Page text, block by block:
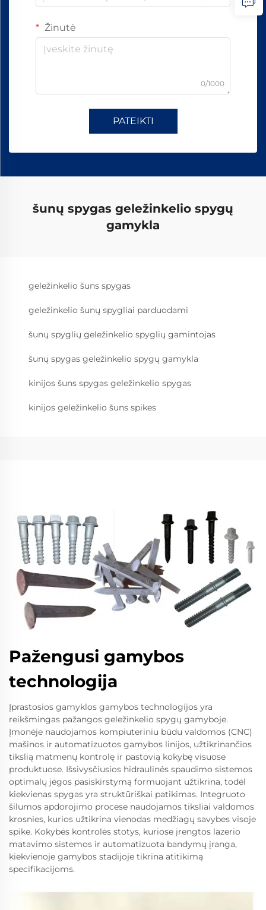
Žinutė
0/1000
PATEIKTI
šunų spygas geležinkelio spygų
gamykla
geležinkelio šuns spygas
geležinkelio šunų spygliai parduodami
šunų spyglių geležinkelio spyglių gamintojas
šunų spygas geležinkelio spygų gamykla
kinijos šuns spygas geležinkelio spygas
kinijos geležinkelio šuns spikes
Pažengusi gamybos
technologija
Įprastosios gamyklos gamybos technologijos yra
reikšmingas pažangos geležinkelio spygų gamyboje.
Įmonėje naudojamos kompiuteriniu būdu valdomos (CNC)
mašinos ir automatizuotos gamybos linijos, užtikrinančios
tikslią matmenų kontrolę ir pastovią kokybę visuose
produktuose. Išsivysčiusios hidraulinės spaudimo sistemos
optimalų jėgos pasiskirstymą formuojant užtikrina, todėl
kiekvienas spygas yra struktūriškai patikimas. Integruoto
šilumos apdorojimo procese naudojamos tiksliai valdomos
krosnies, kurios užtikrina vienodas medžiagų savybes visoje
spike. Kokybės kontrolės stotys, kuriose įrengtos lazerio
matavimo sistemos ir automatizuota bandymų įranga,
kiekvienoje gamybos stadijoje tikrina atitikimą
specifikacijoms.